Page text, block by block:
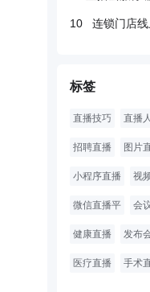
10 连锁门店
标签
直播技巧 直播
招聘直播 图片
小程序直播 视
微信直播平 会
健康直播 发布
医疗直播 手术